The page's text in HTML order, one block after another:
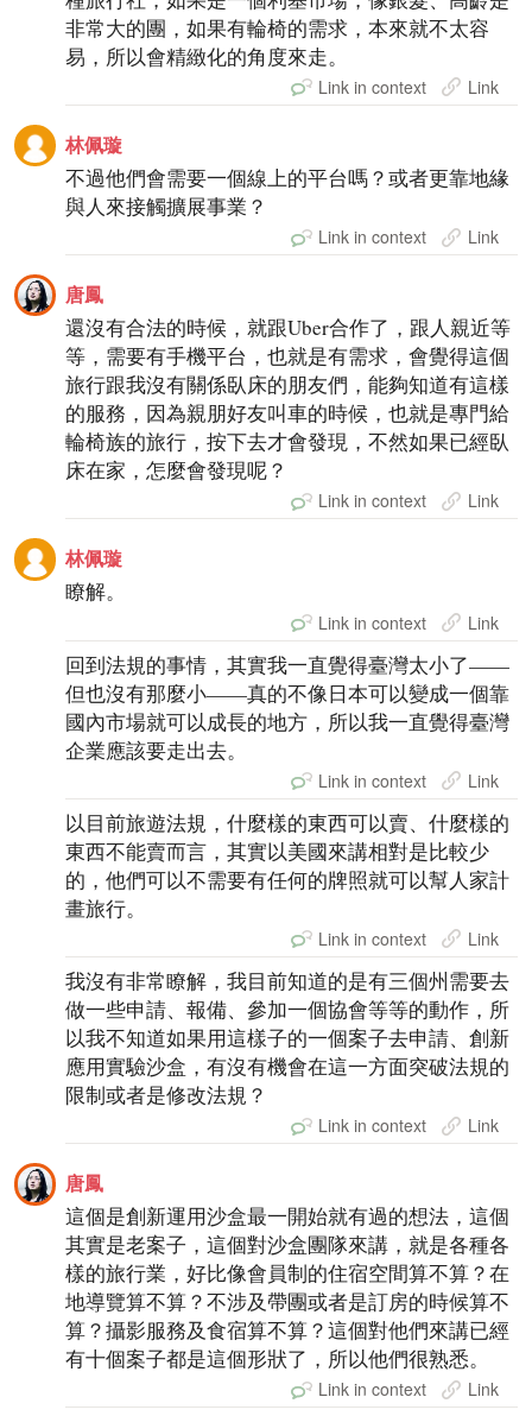
非常大的團，如果有輪椅的需求，本來就不太容
易，所以會精緻化的角度來走。
Link in context Link
林佩璇
不過他們會需要一個線上的平台嗎？或者更靠地緣
與人來接觸擴展事業？
Link in context Link
唐鳳
還沒有合法的時候，就跟Uber合作了，跟人親近等
等，需要有手機平台，也就是有需求，會覺得這個
旅行跟我沒有關係臥床的朋友們，能夠知道有這樣
的服務，因為親朋好友叫車的時候，也就是專門給
輪椅族的旅行，按下去才會發現，不然如果已經臥
床在家，怎麼會發現呢？
Link in context Link
林佩璇
瞭解。
Link in context Link
回到法規的事情，其實我一直覺得臺灣太小了——
但也沒有那麼小——真的不像日本可以變成一個靠
國內市場就可以成長的地方，所以我一直覺得臺灣
企業應該要走出去。
Link in context Link
以目前旅遊法規，什麼樣的東西可以賣、什麼樣的
東西不能賣而言，其實以美國來講相對是比較少
的，他們可以不需要有任何的牌照就可以幫人家計
畫旅行。
Link in context Link
我沒有非常瞭解，我目前知道的是有三個州需要去
做一些申請、報備、參加一個協會等等的動作，所
以我不知道如果用這樣子的一個案子去申請、創新
應用實驗沙盒，有沒有機會在這一方面突破法規的
限制或者是修改法規？
Link in context Link
唐鳳
這個是創新運用沙盒最一開始就有過的想法，這個
其實是老案子，這個對沙盒團隊來講，就是各種各
樣的旅行業，好比像會員制的住宿空間算不算？在
地導覽算不算？不涉及帶團或者是訂房的時候算不
算？攝影服務及食宿算不算？這個對他們來講已經
有十個案子都是這個形狀了，所以他們很熟悉。
Link in context Link